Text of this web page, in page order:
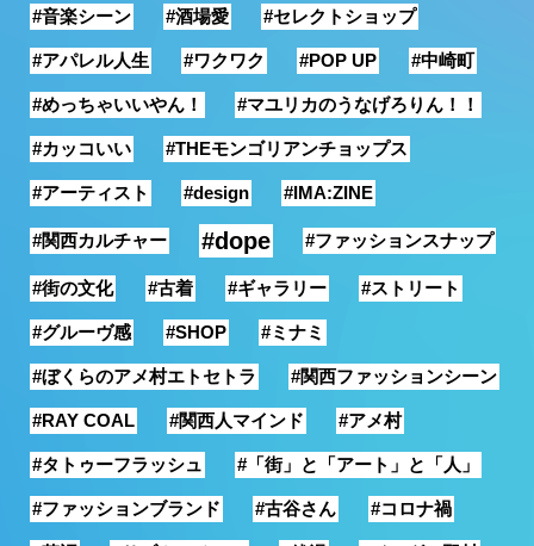
#音楽シーン #酒場愛 #セレクトショップ
#アパレル人生 #ワクワク #POP UP #中崎町
#めっちゃいいやん！ #マユリカのうなげろりん！！
#カッコいい #THEモンゴリアンチョップス
#アーティスト #design #IMA:ZINE
#関西カルチャー #dope #ファッションスナップ
#街の文化 #古着 #ギャラリー #ストリート
#グルーヴ感 #SHOP #ミナミ
#ぼくらのアメ村エトセトラ #関西ファッションシーン
#RAY COAL #関西人マインド #アメ村
#タトゥーフラッシュ #「街」と「アート」と「人」
#ファッションブランド #古谷さん #コロナ禍